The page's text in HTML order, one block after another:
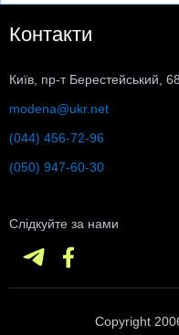
Контакти
Київ, пр-т Берестейський,
modena@ukr.net
(044) 456-72-96
(050) 947-60-30
Слідкуйте за нами
Copyright